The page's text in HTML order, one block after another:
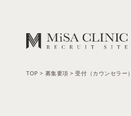
TOP > 募集要項 >受付（カウンセラー）